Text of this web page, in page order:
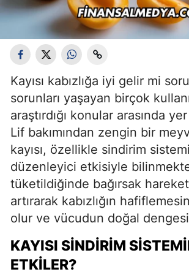
Kayısı kabızlığa iyi gelir mi
sorunları yaşayan birçok
araştırdığı konular arasında
Lif bakımından zengin bir
kayısı, özellikle sindirim
düzenleyici etkisiyle
tüketildiğinde bağırsak
artırarak kabızlığın
olur ve vücudun doğal
KAYISI SINDIRIM
ETKILER?